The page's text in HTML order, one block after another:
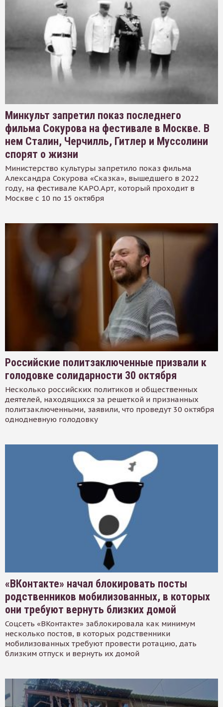
Минкульт запретил показ последнего
фильма Сокурова на фестивале в Москве. В
нем Сталин, Черчилль, Гитлер и Муссолини
спорят о жизни
Министерство культуры запретило показ фильма
Александра Сокурова «Сказка», вышедшего в 2022
году, на фестивале КАРО.Арт, который проходит в
Москве с 10 по 15 октября
Российские политзаключенные призвали к
голодовке солидарности 30 октября
Несколько российских политиков и общественных
деятелей, находящихся за решеткой и признанных
политзаключенными, заявили, что проведут 30 октября
однодневную голодовку
«ВКонтакте» начал блокировать посты
родственников мобилизованных, в которых
они требуют вернуть близких домой
Соцсеть «ВКонтакте» заблокировала как минимум
несколько постов, в которых родственники
мобилизованных требуют провести ротацию, дать
близким отпуск и вернуть их домой